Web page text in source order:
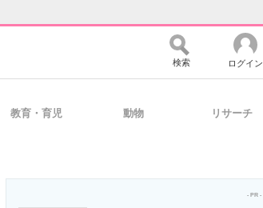
検索 ログイン
教育・育児 動物 リサーチ
- PR -